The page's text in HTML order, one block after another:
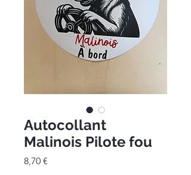
Autocollant
Malinois Pilote fou
8,70 €